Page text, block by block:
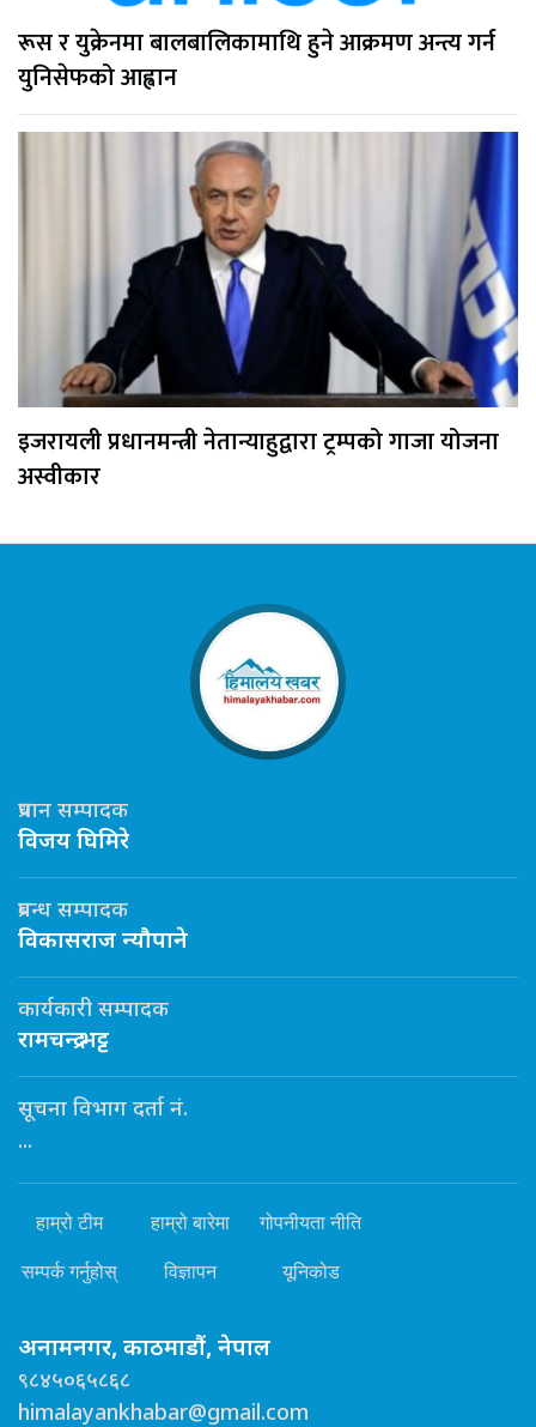
रूस र युक्रेनमा बालबालिकामाथि हुने आक्रमण अन्त्य गर्न
युनिसेफको आह्वान
इजरायली प्रधानमन्त्री नेतान्याहुद्वारा ट्रम्पको गाजा योजना
अस्वीकार
प्रधान सम्पादक
विजय घिमिरे
प्रबन्ध सम्पादक
विकासराज न्यौपाने
कार्यकारी सम्पादक
रामचन्द्र भट्ट
सूचना विभाग दर्ता नं.
...
हाम्रो टीम हाम्रो बारेमा गोपनीयता नीति
सम्पर्क गर्नुहोस् विज्ञापन यूनिकोड
अनामनगर, काठमाडौं, नेपाल
९८४५०६५८६८
himalayankhabar@gmail.com